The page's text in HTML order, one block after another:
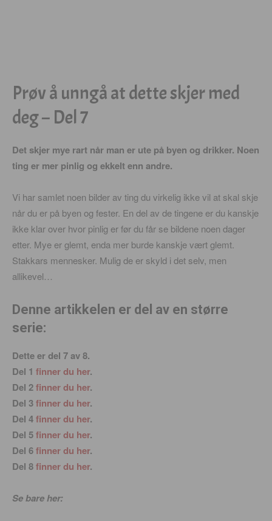
Prøv å unngå at dette skjer med
deg – Del 7
Det skjer mye rart når man er ute på byen og drikker. Noen
ting er mer pinlig og ekkelt enn andre.
Vi har samlet noen bilder av ting du virkelig ikke vil at skal skje
når du er på byen og fester. En del av de tingene er du kanskje
ikke klar over hvor pinlig er før du får se bildene noen dager
etter. Mye er glemt, enda mer burde kanskje vært glemt.
Stakkars mennesker. Mulig de er skyld i det selv, men
allikevel…
Denne artikkelen er del av en større
serie:
Dette er del 7 av 8.
Del 1 finner du her.
Del 2finner du her.
Del 3finner du her.
Del 4finner du her.
Del 5finner du her.
Del 6finner du her.
Del 8finner du her.
Se bare her: